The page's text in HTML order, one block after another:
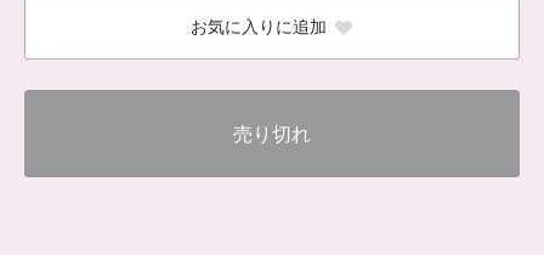
お気に入りに追加
売り切れ